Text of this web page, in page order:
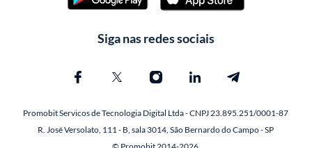
Siga nas redes sociais
Promobit Servicos de Tecnologia Digital Ltda - CNPJ 23.895.251/0001-87
R. José Versolato, 111 - B, sala 3014, São Bernardo do Campo - SP